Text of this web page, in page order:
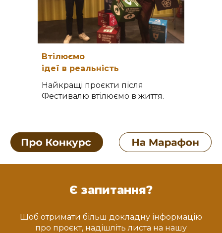
Втілюємо
ідеї в реальність
Найкращі проєкти після
Фестивалю втілюємо в життя.
Є запитання?
Щоб отримати більш докладну інформацію
про проєкт, надішліть листа на нашу